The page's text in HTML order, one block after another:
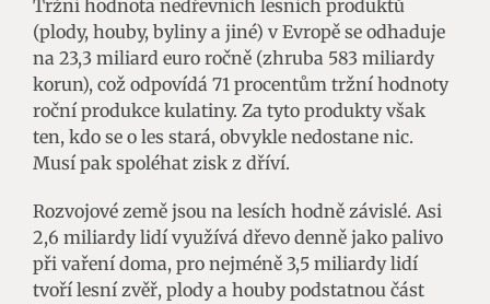
Tržní hodnota nedřevních lesních produktů
(plody, houby, byliny a jiné) v Evropě se odhaduje
na 23,3 miliard euro ročně (zhruba 583 miliardy
korun), což odpovídá 71 procentům tržní hodnoty
roční produkce kulatiny. Za tyto produkty však
ten, kdo se o les stará, obvykle nedostane nic.
Musí pak spoléhat zisk z dříví.
Rozvojové země jsou na lesích hodně závislé. Asi
2,6 miliardy lidí využívá dřevo denně jako palivo
při vaření doma, pro nejméně 3,5 miliardy lidí
tvoří lesní zvěř, plody a houby podstatnou část